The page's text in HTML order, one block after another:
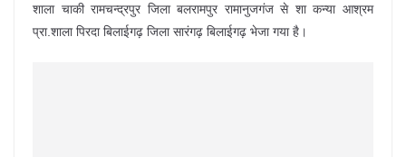
शाला चाकी रामचन्द्रपुर जिला बलरामपुर रामानुजगंज से शा कन्या आश्रम
प्रा.शाला पिरदा बिलाईगढ़ जिला सारंगढ़ बिलाईगढ़ भेजा गया है।